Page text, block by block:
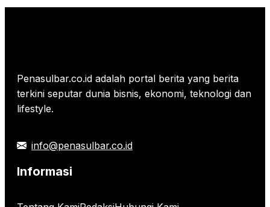
Penasulbar.co.id adalah portal berita yang berita
terkini seputar dunia bisnis, ekonomi, teknologi dan
lifestyle.
info@penasulbar.co.id
Informasi